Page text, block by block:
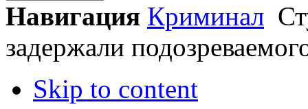
Навигация Криминал
задержали
Skip to content